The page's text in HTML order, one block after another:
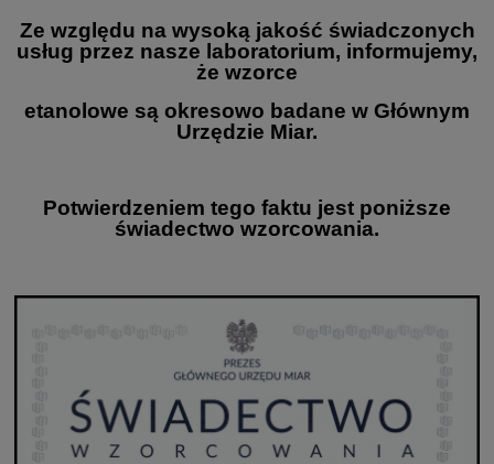
Ze względu na wysoką jakość świadczonych
usług przez nasze laboratorium, informujemy,
że wzorce
etanolowe są okresowo badane w Głównym
Urzędzie Miar.
Potwierdzeniem tego faktu jest poniższe
świadectwo wzorcowania.